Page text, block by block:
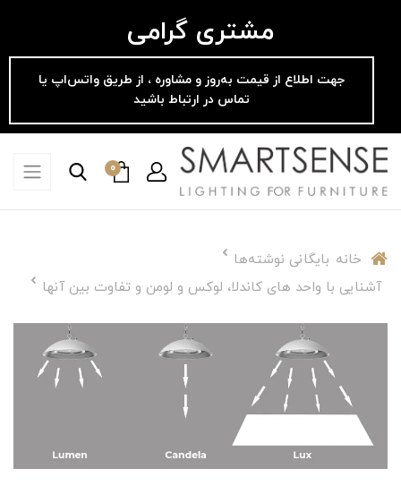
مشتری گرامی
جهت اطلاع از قیمت به‌روز و مشاوره ، از طریق واتس‌اپ یا
تماس در ارتباط باشید
0
خانه بایگانی نوشته‌ها
آشنایی با واحد های کاندلا، لوکس و لومن و تفاوت بین آنها